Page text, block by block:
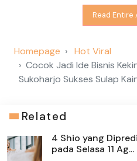
Read Entire
Homepage
Hot Viral
Cocok Jadi Ide Bisnis
Sukoharjo Sukses Sulap
Related
4 Shio yang
pada Selasa 11 Ag...